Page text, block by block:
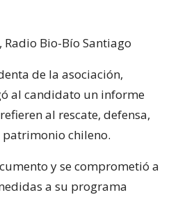
Bio-Bío Santiago
de la asociación,
al candidato un informe
al rescate, defensa,
chileno.
y se comprometió a
a su programa